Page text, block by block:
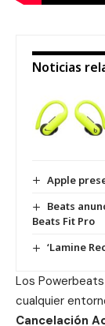
Noticias
Apple
Beats
Beats Fit Pro
‘Lamine
Los
cualquier
Cancelación